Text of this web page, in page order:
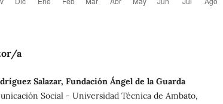
a
Salazar, Fundación Ángel de la Guarda
Social - Universidad Técnica de Ambato,